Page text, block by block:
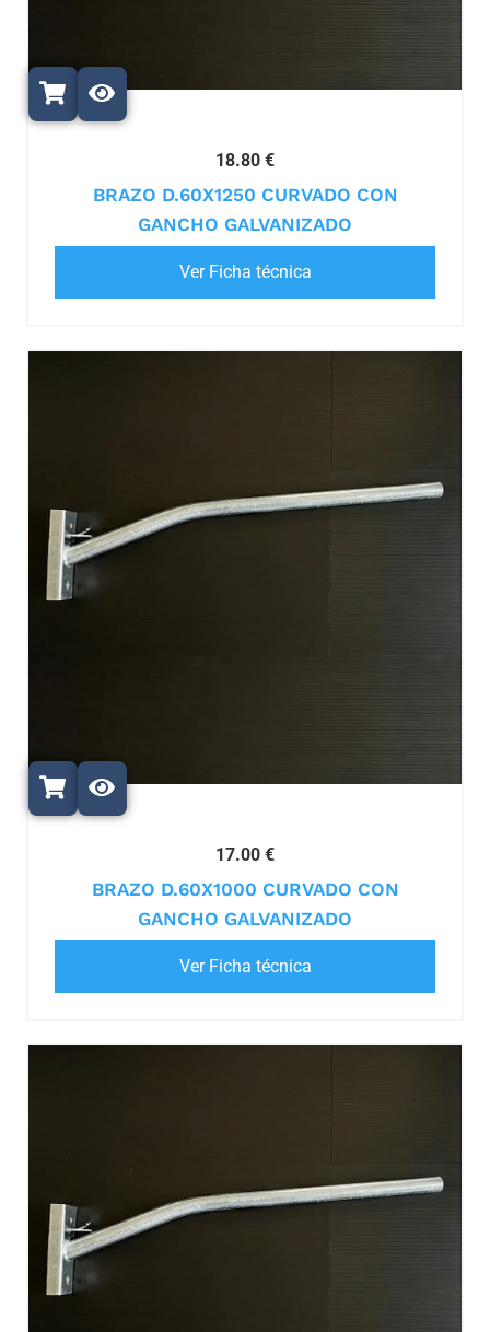
18.80 €
BRAZO D.60X1250 CURVADO CON
GANCHO GALVANIZADO
Ver Ficha técnica
17.00 €
BRAZO D.60X1000 CURVADO CON
GANCHO GALVANIZADO
Ver Ficha técnica